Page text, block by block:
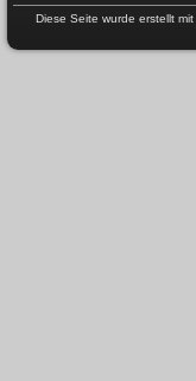
Diese Seite wurde erstellt mit